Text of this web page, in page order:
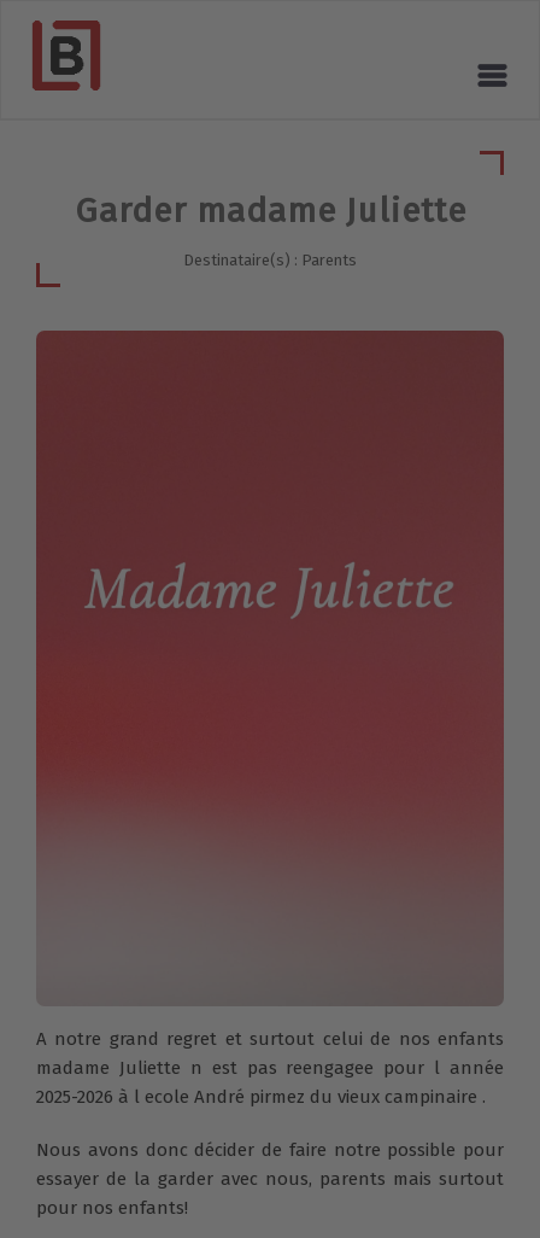
Garder madame Juliette
Destinataire(s) : Parents
A notre grand regret et surtout celui de nos enfants
madame Juliette n est pas reengagee pour l année
2025-2026 à l ecole André pirmez du vieux campinaire .
Nous avons donc décider de faire notre possible pour
essayer de la garder avec nous, parents mais surtout
pour nos enfants!